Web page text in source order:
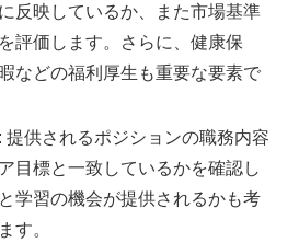
反映しているか、また市場基準
評価します。さらに、健康保
などの福利厚生も重要な要素で
: 提供されるポジションの職務内容
目標と一致しているかを確認し
学習の機会が提供されるかも考
す。